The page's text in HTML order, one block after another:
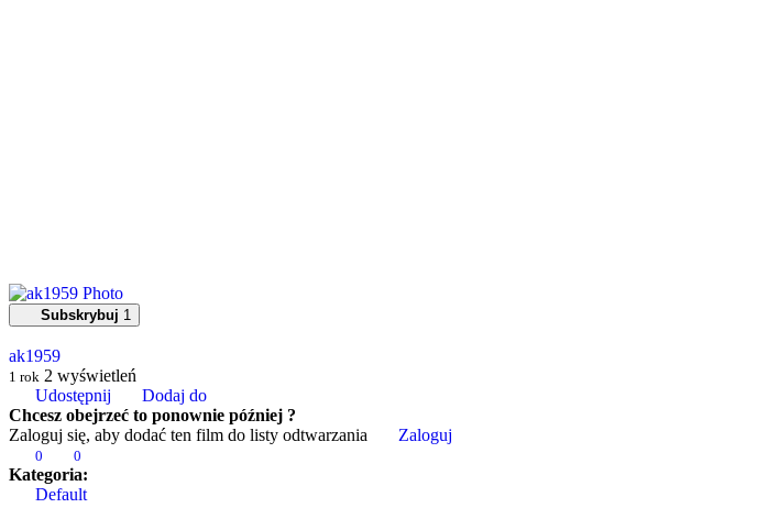
Subskrybuj 1
ak1959
1 rok 2 wyświetleń
Udostępnij
Dodaj do
Chcesz obejrzeć to ponownie później ?
Zaloguj się, aby dodać ten film do listy odtwarzania
Zaloguj
0 0
Kategoria:
Default